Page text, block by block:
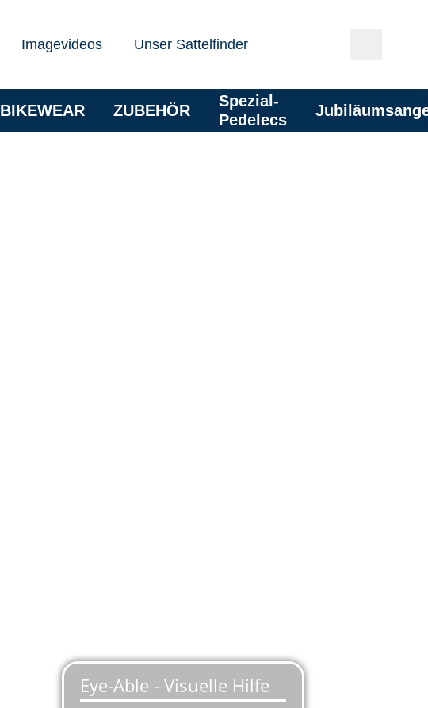
Imagevideos Unser Sattelfinder
BIKEWEAR ZUBEHÖR
Spezial-
Pedelecs